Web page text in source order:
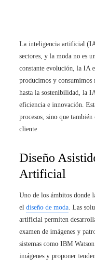
La inteligencia artificial
sectores, y la moda no es
constante evolución, la IA
producimos y consumimos
hasta la sostenibilidad, la
eficiencia e innovación.
procesos, sino que
cliente.
Diseño
Artificial
Uno de los ámbitos donde
el diseño de moda. Las
artificial permiten
examen de imágenes y
sistemas como IBM
imágenes y proponer